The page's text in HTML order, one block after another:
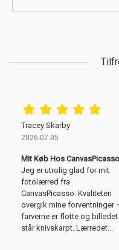
Tracey Skarby
2026-07-05
Mit Køb Hos CanvasPicasso
Jeg er utrolig glad for mit
fotolærred fra
CanvasPicasso. Kvaliteten
overgik mine forventninger
farverne er flotte og billedet
står knivskarpt. Lærredet...